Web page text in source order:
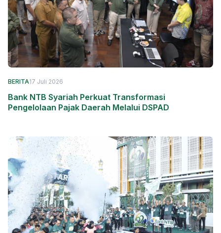
BERITA17 Juli 2026
Bank NTB Syariah Perkuat Transformasi
Pengelolaan Pajak Daerah Melalui DSPAD